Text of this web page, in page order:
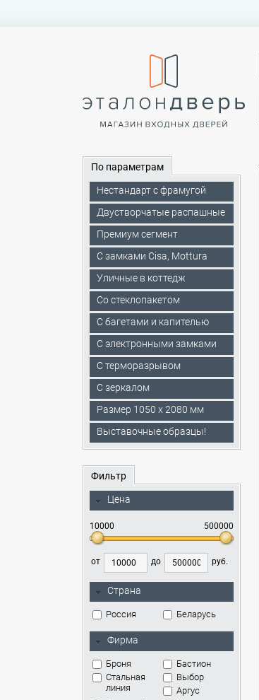
По параметрам
Нестандарт с фрамугой
Двустворчатые распашные
Премиум сегмент
C замками Cisa, Mottura
Уличные в коттедж
Со стеклопакетом
С багетами и капителью
C электронными замками
С терморазрывом
С зеркалом
Размер 1050 х 2080 мм
Выставочные образцы!
Фильтр
Цена
10000 500000
от до руб.
Страна
Россия Беларусь
Фирма
Броня
Бастион
Стальная
линия
Выбор
Аргус